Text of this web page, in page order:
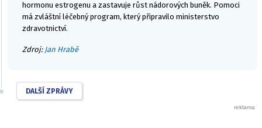
hormonu estrogenu a zastavuje růst nádorových buněk. Pomoci
má zvláštní léčebný program, který připravilo ministerstvo
zdravotnictví.
Zdroj: Jan Hrabě
DALŠÍ ZPRÁVY